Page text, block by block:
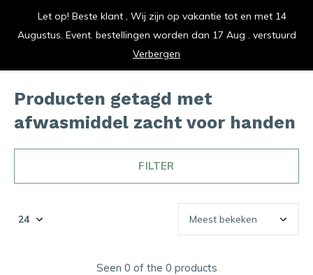
vrolijk je keuken op
Producten getagd met
afwasmiddel zacht voor handen
FILTER
Seen 0 of the 0 products
Let op! Beste klant , Wij zijn op vakantie tot en met 14
Augustus. Event. bestellingen worden dan 17 Aug . verstuurd
Verbergen